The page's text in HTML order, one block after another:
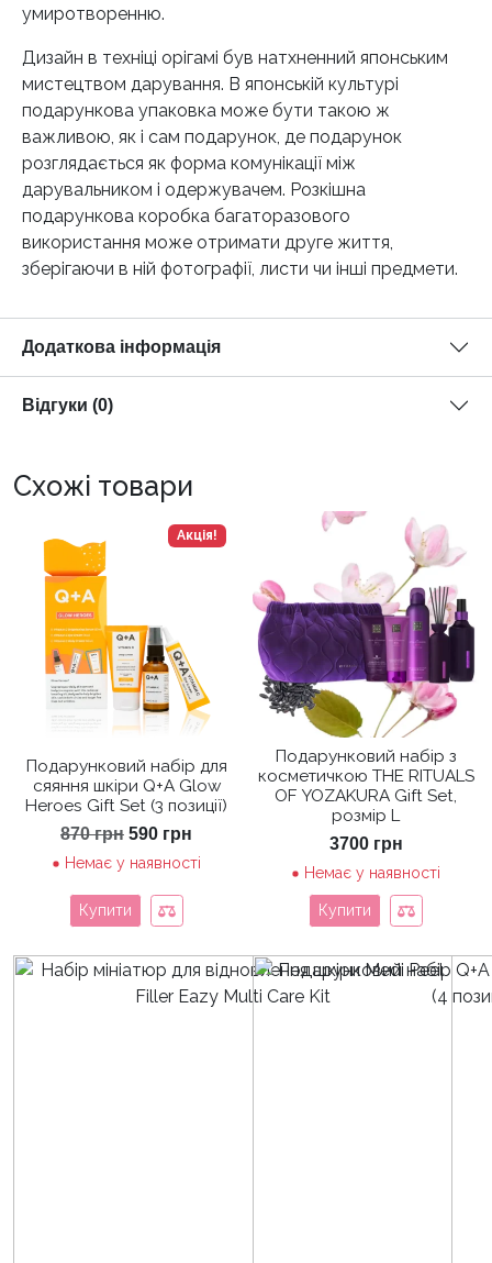
умиротворенню.
Дизайн в техніці орігамі був натхненний японським
мистецтвом дарування. В японській культурі
подарункова упаковка може бути такою ж
важливою, як і сам подарунок, де подарунок
розглядається як форма комунікації між
дарувальником і одержувачем. Розкішна
подарункова коробка багаторазового
використання може отримати друге життя,
зберігаючи в ній фотографії, листи чи інші предмети.
Додаткова інформація
Відгуки (0)
Схожі товари
Акція!
Подарунковий набір для
сяяння шкіри Q+A Glow
Heroes Gift Set (3 позиції)
870грн Оригінальна
870 грн.
590 грн
ціна:
590 грн.
Немає у наявності
Купити
Подарунковий набір з
косметичкою THE RITUALS
OF YOZAKURA Gift Set,
розмір L
3700 грн
Немає у наявності
Купити